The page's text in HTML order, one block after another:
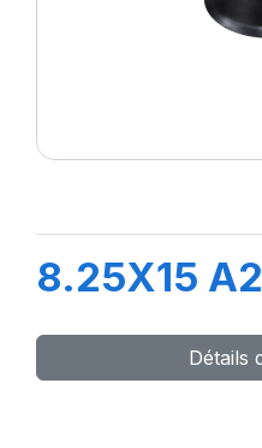
8.25X15
Détails